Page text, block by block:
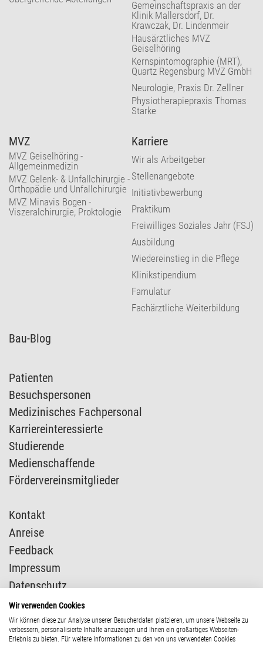
Wir verwenden Cookies
Wir können diese zur Analyse unserer Besucherdaten platzieren, um unsere Webseite zu
verbessern, personalisierte Inhalte anzuzeigen und Ihnen ein großartiges Webseiten-
Erlebnis zu bieten. Für weitere Informationen zu den von uns verwendeten Cookies
Gemeinschaftspraxis an der
Klinik Mallersdorf, Dr.
Krawczak, Dr. Lindenmeir
Hausärztliches MVZ
Geiselhöring
Kernspintomographie (MRT),
Quartz Regensburg MVZ GmbH
Neurologie, Praxis Dr. Zellner
Physiotherapiepraxis Thomas
Starke
MVZ
MVZ Geiselhöring -
Allgemeinmedizin
MVZ Gelenk- & Unfallchirurgie -
Orthopädie und Unfallchirurgie
MVZ Minavis Bogen -
Viszeralchirurgie, Proktologie
Karriere
Wir als Arbeitgeber
Stellenangebote
Initiativbewerbung
Praktikum
Freiwilliges Soziales Jahr (FSJ)
Ausbildung
Wiedereinstieg in die Pflege
Klinikstipendium
Famulatur
Fachärztliche Weiterbildung
Bau-Blog
Patienten
Besuchspersonen
Medizinisches Fachpersonal
Karriereinteressierte
Studierende
Medienschaffende
Fördervereinsmitglieder
Kontakt
Anreise
Feedback
Impressum
Datenschutz
Presse